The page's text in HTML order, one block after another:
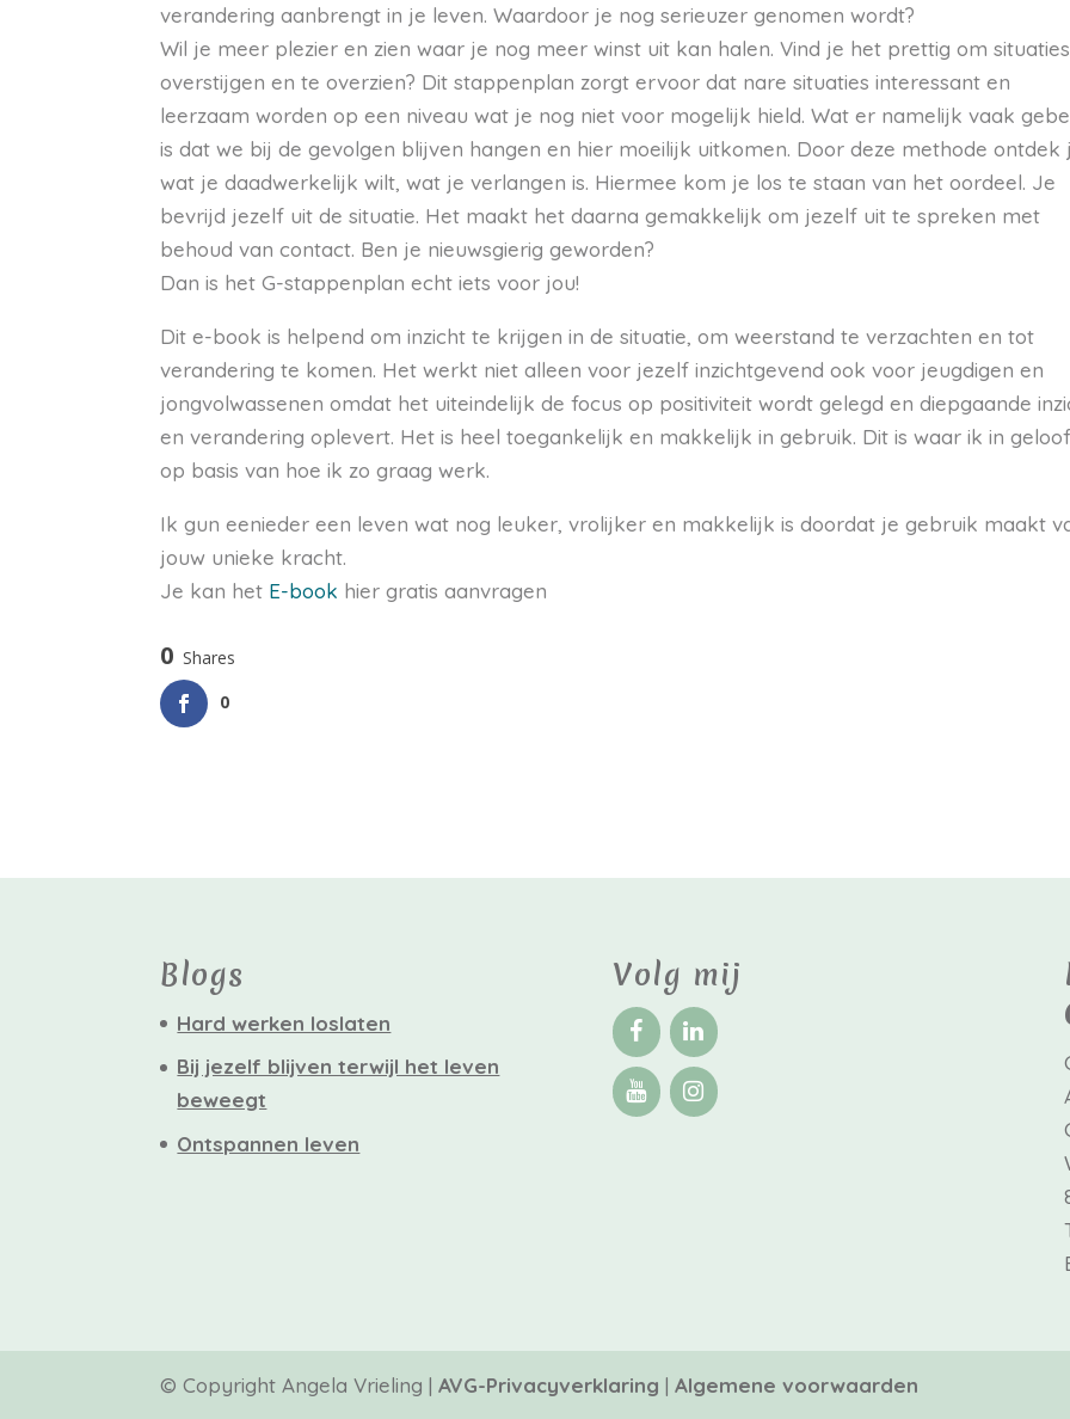
verandering aanbrengt in je leven. Waardoor je nog serieuzer genomen wordt?
Wil je meer plezier en zien waar je nog meer winst uit kan halen. Vind je het prettig om
overstijgen en te overzien? Dit stappenplan zorgt ervoor dat nare situaties interessant en
leerzaam worden op een niveau wat je nog niet voor mogelijk hield.Wat er namelijk vaak
is dat we bij de gevolgen blijven hangen en hier moeilijk uitkomen. Door deze methode ontdek
wat je daadwerkelijk wilt, wat je verlangen is. Hiermee kom je los te staan van het oordeel. Je
bevrijd jezelf uit de situatie. Het maakt het daarna gemakkelijk om jezelf uit te spreken met
behoud van contact. Ben je nieuwsgierig geworden?
Dan is het G-stappenplan echt iets voor jou!
Dit e-book is helpend om inzicht te krijgen in de situatie, om weerstand te verzachten en tot
verandering te komen. Het werkt niet alleen voor jezelfinzichtgevend ook voor jeugdigen en
jongvolwassenen omdat het uiteindelijk de focus op positiviteit wordt gelegd en diepgaande
en verandering oplevert. Het is heel toegankelijk en makkelijk in gebruik. Dit is waar ik in
op basis van hoe ik zo graag werk.
Ik gun eenieder een leven wat nog leuker, vrolijker en makkelijk is doordat je gebruik maakt
jouw unieke kracht.
Je kan het E-book hier gratis aanvragen
0 Shares
0
Blogs
Hard werken loslaten
Bij jezelf blijven terwijl het leven
beweegt
Ontspannen leven
Volg mij
© Copyright Angela Vrieling |AVG-Privacyverklaring|Algemene voorwaarden